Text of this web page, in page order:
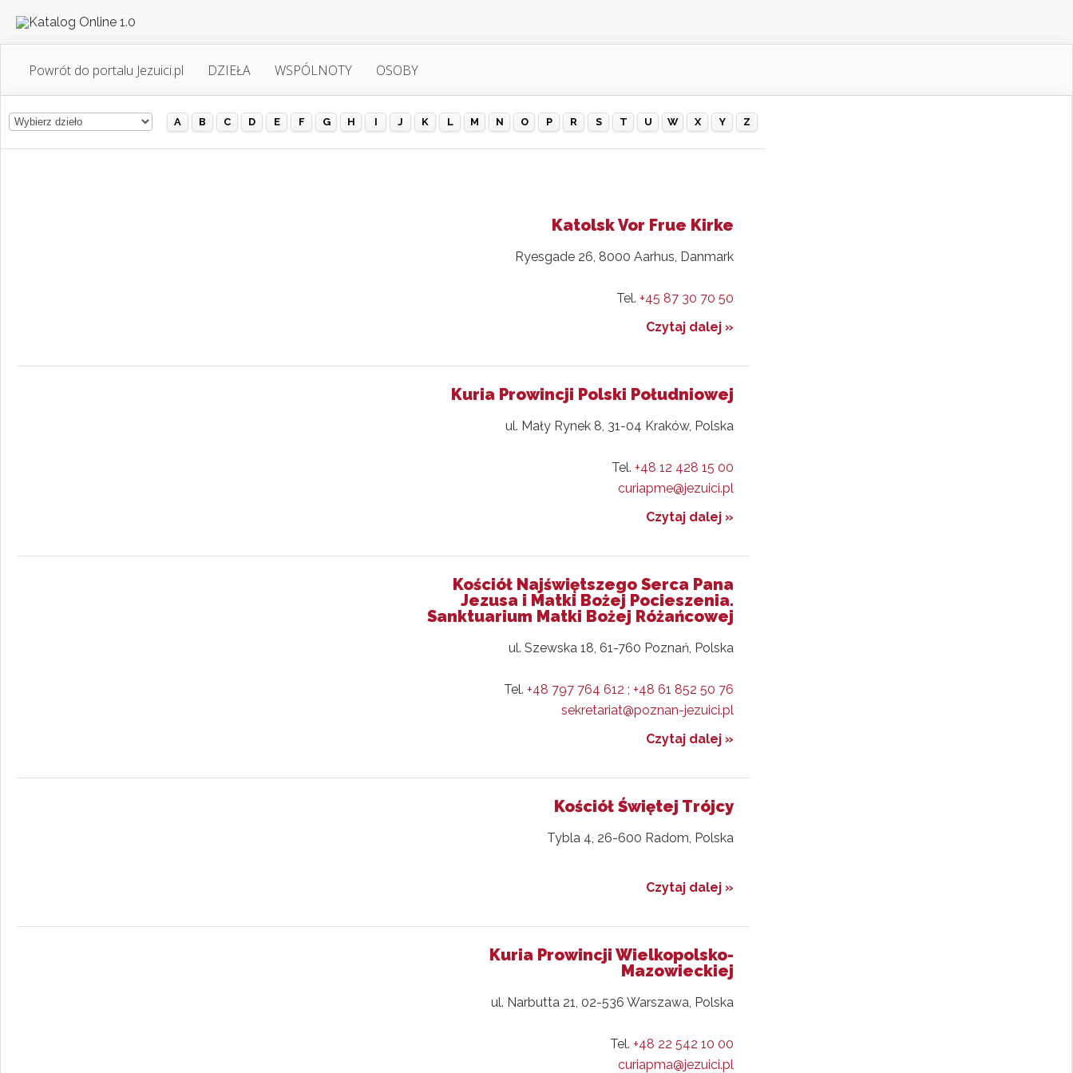
Powrót do portalu Jezuici.pl DZIEŁA WSPÓLNOTY OSOBY
A B C D E F G H I J K L M N O P R S T U W X Y Z
Katolsk Vor Frue Kirke
Ryesgade 26, 8000 Aarhus, Danmark
Tel. +45 87 30 70 50
Czytaj dalej »
Kuria Prowincji Polski Południowej
ul. Mały Rynek 8, 31-04 Kraków, Polska
Tel. +48 12 428 15 00
curiapme@jezuici.pl
Czytaj dalej »
Kościół Najświętszego Serca Pana
Jezusa i Matki Bożej Pocieszenia.
Sanktuarium Matki Bożej Różańcowej
ul. Szewska 18, 61-760 Poznań, Polska
Tel. +48 797 764 612 ; +48 61 852 50 76
sekretariat@poznan-jezuici.pl
Czytaj dalej »
Kościół Świętej Trójcy
Tybla 4, 26-600 Radom, Polska
Czytaj dalej »
Kuria Prowincji Wielkopolsko-
Mazowieckiej
ul. Narbutta 21, 02-536 Warszawa, Polska
Tel. +48 22 542 10 00
curiapma@jezuici.pl